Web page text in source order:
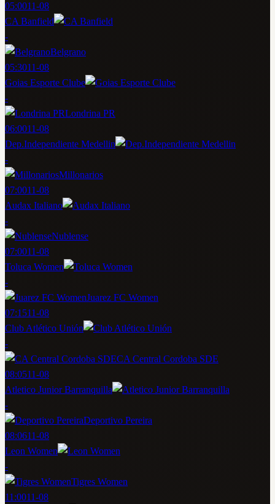
05:0011-08
CA Banfield
-
Belgrano
05:3011-08
Goias Esporte Clube
-
Londrina PR
06:0011-08
Dep.Independiente Medellin
-
Millonarios
07:0011-08
Audax Italiano
-
Nublense
07:0011-08
Toluca Women
-
Juarez FC Women
07:1511-08
Club Atlético Unión
-
CA Central Cordoba SDE
08:0511-08
Atletico Junior Barranquilla
-
Deportivo Pereira
08:0611-08
Leon Women
-
Tigres Women
11:0011-08